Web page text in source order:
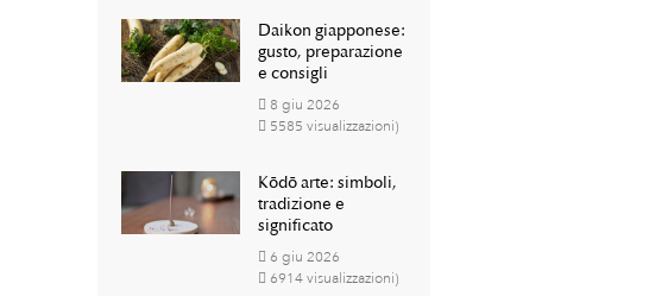
Daikon giapponese:
gusto, preparazione
e consigli
8 giu 2026
5585 visualizzazioni)
Kōdō arte: simboli,
tradizione e
significato
6 giu 2026
6914 visualizzazioni)